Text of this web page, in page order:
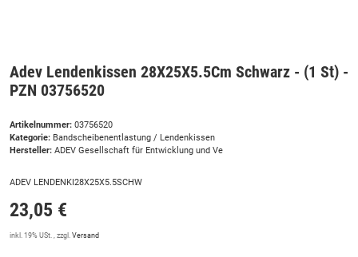
Adev Lendenkissen 28X25X5.5Cm Schwarz - (1 St) -
PZN 03756520
Artikelnummer: 03756520
Kategorie: Bandscheibenentlastung / Lendenkissen
Hersteller: ADEV Gesellschaft für Entwicklung und Ve
ADEV LENDENKI28X25X5.5SCHW
23,05 €
inkl. 19% USt. , zzgl. Versand